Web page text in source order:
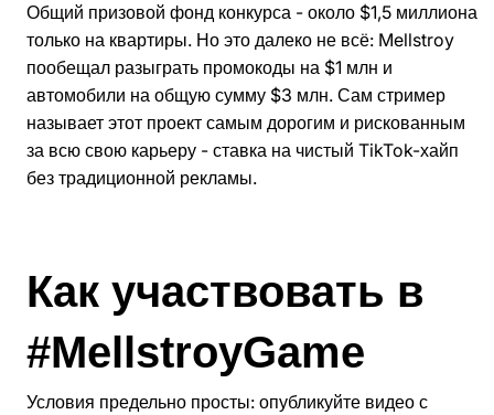
Общий призовой фонд конкурса - около $1,5 миллиона
только на квартиры. Но это далеко не всё: Mellstroy
пообещал разыграть промокоды на $1 млн и
автомобили на общую сумму $3 млн. Сам стример
называет этот проект самым дорогим и рискованным
за всю свою карьеру - ставка на чистый TikTok-хайп
без традиционной рекламы.
Как участвовать в
#MellstroyGame
Условия предельно просты: опубликуйте видео с